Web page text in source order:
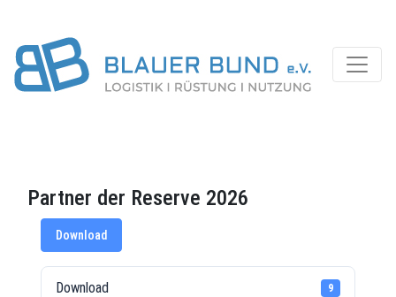
Partner der Reserve 2026
Download
Download 9